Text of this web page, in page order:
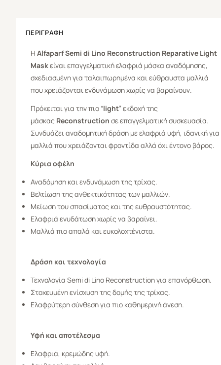
ΠΕΡΙΓΡΑΦΉ
Η Alfaparf Semi di Lino Reconstruction Reparative Light
Maskείναι επαγγελματική ελαφριά μάσκα αναδόμησης,
σχεδιασμένη για ταλαιπωρημένα και εύθραυστα μαλλιά
που χρειάζονται ενδυνάμωση χωρίς να βαραίνουν.
Πρόκειται για την πιο “light” εκδοχή της
μάσκας Reconstruction σε επαγγελματική συσκευασία.
Συνδυάζει αναδομητική δράση με ελαφριά υφή, ιδανική για
μαλλιά που χρειάζονται φροντίδα αλλά όχι έντονο βάρος.
Κύρια οφέλη
Αναδόμηση και ενδυνάμωση της τρίχας.
Βελτίωση της ανθεκτικότητας των μαλλιών.
Μείωση του σπασίματος και της ευθραυστότητας.
Ελαφριά ενυδάτωση χωρίς να βαραίνει.
Μαλλιά πιο απαλά και ευκολοχτένιστα.
Δράση και τεχνολογία
Τεχνολογία Semi di Lino Reconstruction για επανόρθωση.
Στοχευμένη ενίσχυση της δομής της τρίχας.
Ελαφρύτερη σύνθεση για πιο καθημερινή άνεση.
Υφή και αποτέλεσμα
Ελαφριά, κρεμώδης υφή.